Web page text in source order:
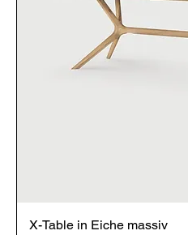
X-Table in Eiche massiv